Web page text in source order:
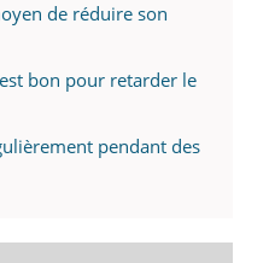
de réduire son
bon pour retarder le
pendant des